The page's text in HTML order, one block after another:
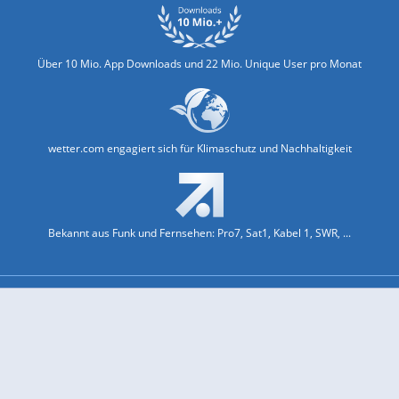
Über 10 Mio. App Downloads und 22 Mio. Unique User pro Monat
wetter.com engagiert sich für Klimaschutz und Nachhaltigkeit
Bekannt aus Funk und Fernsehen: Pro7, Sat1, Kabel 1, SWR, ...